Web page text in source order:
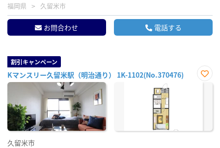
福岡県 久留米市
お問合わせ 電話する
割引キャンペーン
Kマンスリー久留米駅（明治通り） 1K-1102(No.370476)
お気
久留米市